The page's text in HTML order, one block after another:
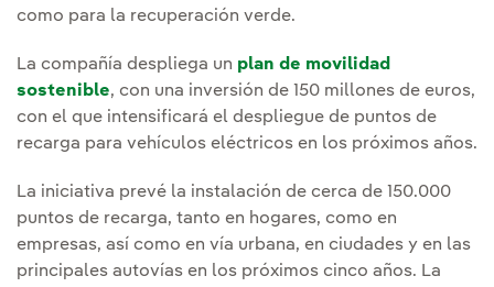
como para la recuperación verde.
La compañía despliega un plan de movilidad
sostenible, con una inversión de 150 millones de euros,
con el que intensificará el despliegue de puntos de
recarga para vehículos eléctricos en los próximos años.
La iniciativa prevé la instalación de cerca de 150.000
puntos de recarga, tanto en hogares, como en
empresas, así como en vía urbana, en ciudades y en las
principales autovías en los próximos cinco años. La